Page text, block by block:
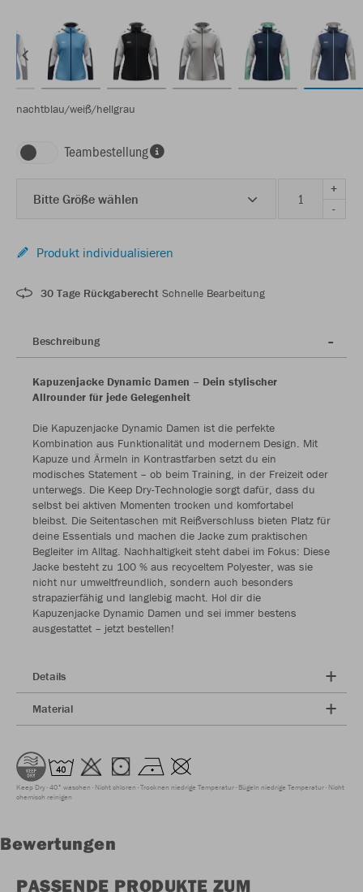
nachtblau/weiß/hellgrau
Teambestellung
Bitte Größe wählen
+
-
Produkt individualisieren
30 Tage Rückgaberecht Schnelle Bearbeitung
Beschreibung
Kapuzenjacke Dynamic Damen – Dein stylischer
Allrounder für jede Gelegenheit
Die Kapuzenjacke Dynamic Damen ist die perfekte
Kombination aus Funktionalität und modernem Design. Mit
Kapuze und Ärmeln in Kontrastfarben setzt du ein
modisches Statement – ob beim Training, in der Freizeit oder
unterwegs. Die Keep Dry-Technologie sorgt dafür, dass du
selbst bei aktiven Momenten trocken und komfortabel
bleibst. Die Seitentaschen mit Reißverschluss bieten Platz für
deine Essentials und machen die Jacke zum praktischen
Begleiter im Alltag. Nachhaltigkeit steht dabei im Fokus: Diese
Jacke besteht zu 100 % aus recyceltem Polyester, was sie
nicht nur umweltfreundlich, sondern auch besonders
strapazierfähig und langlebig macht. Hol dir die
Kapuzenjacke Dynamic Damen und sei immer bestens
ausgestattet – jetzt bestellen!
Details
Material
Keep Dry 40° waschen Nicht chloren Trocknen niedrige Temperatur Bügeln niedrige Temperatur Nicht
chemisch reinigen
Bewertungen
PASSENDE PRODUKTE ZUM